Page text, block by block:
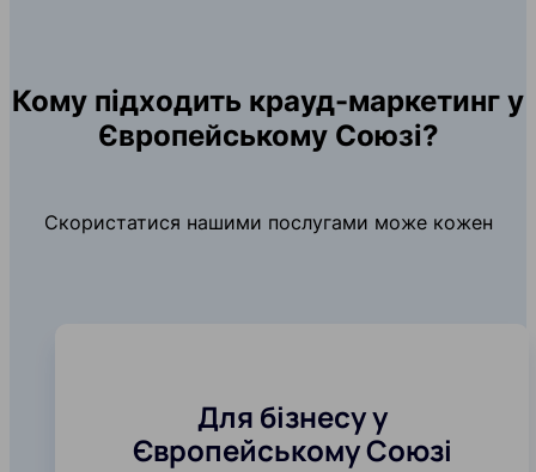
Кому підходить крауд-маркетинг у
Європейському Союзі?
Скористатися нашими послугами може кожен
Для бізнесу у
Європейському Союзі